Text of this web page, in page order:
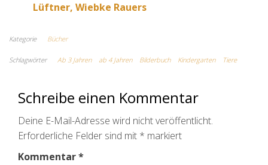
Lüftner, Wiebke Rauers
Kategorie Bücher
Schlagwörter Ab 3 Jahren ab 4 Jahren Bilderbuch Kindergarten Tiere
Schreibe einen Kommentar
Deine E-Mail-Adresse wird nicht veröffentlicht.
Erforderliche Felder sind mit * markiert
Kommentar*